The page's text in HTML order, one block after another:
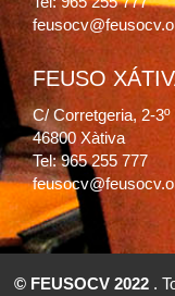
FEUSO
C/ Corretgeria, 2-3º
46800 Xàtiva
Tel: 965 255 777
© FEUSOCV 2022 .